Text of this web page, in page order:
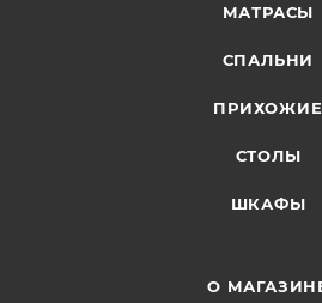
МАТРАСЫ
СПАЛЬНИ
ПРИХОЖИЕ
СТОЛЫ
ШКАФЫ
О